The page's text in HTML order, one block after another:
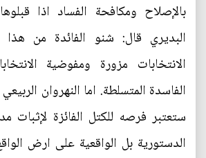
بالإصلاح ومكافحة الفساد اذا
البديري قال: شنو الفائدة من هذا
الانتخابات مزورة ومفوضية
الفاسدة المتسلطة. اما النهروان الربيعي
ستعتبر فرصه للكتل الفائزة لإثبات
الدستورية بل الواقعية على ارض